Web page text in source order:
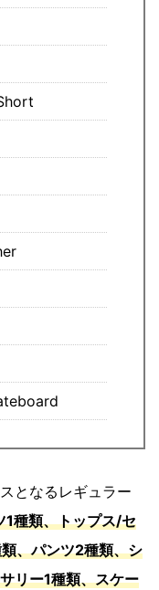
となるレギュラー
1種類、トップス/セ
、パンツ2種類、シ
リー1種類、スケー